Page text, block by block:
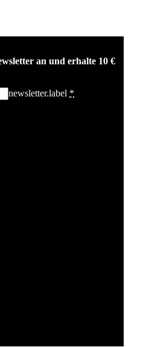
an und erhalte 10 €
newsletter.label *
neuesten Nachrichten, Kampagnen
Adresse nicht weiter und versenden